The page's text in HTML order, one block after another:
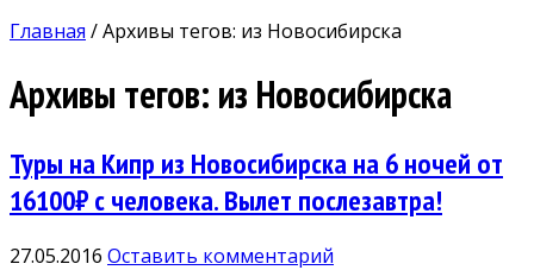
Главная /Архивы тегов: из Новосибирска
Архивы тегов: из Новосибирска
Туры на Кипр из Новосибирска на 6 ночей от
16100₽ с человека. Вылет послезавтра!
27.05.2016 Оставить комментарий